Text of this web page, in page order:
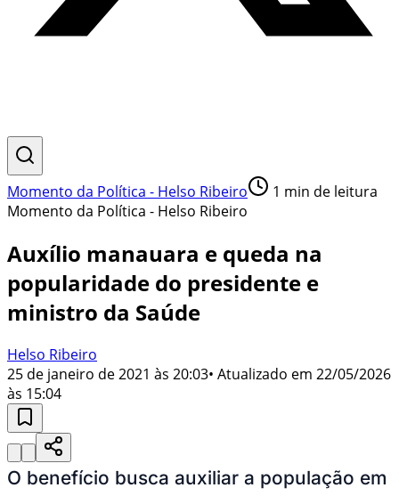
Momento da Política - Helso Ribeiro 1 min de leitura
Momento da Política - Helso Ribeiro
Auxílio manauara e queda na
popularidade do presidente e
ministro da Saúde
Helso Ribeiro
25 de janeiro de 2021 às 20:03• Atualizado em 22/05/2026
às 15:04
O benefício busca auxiliar a população em